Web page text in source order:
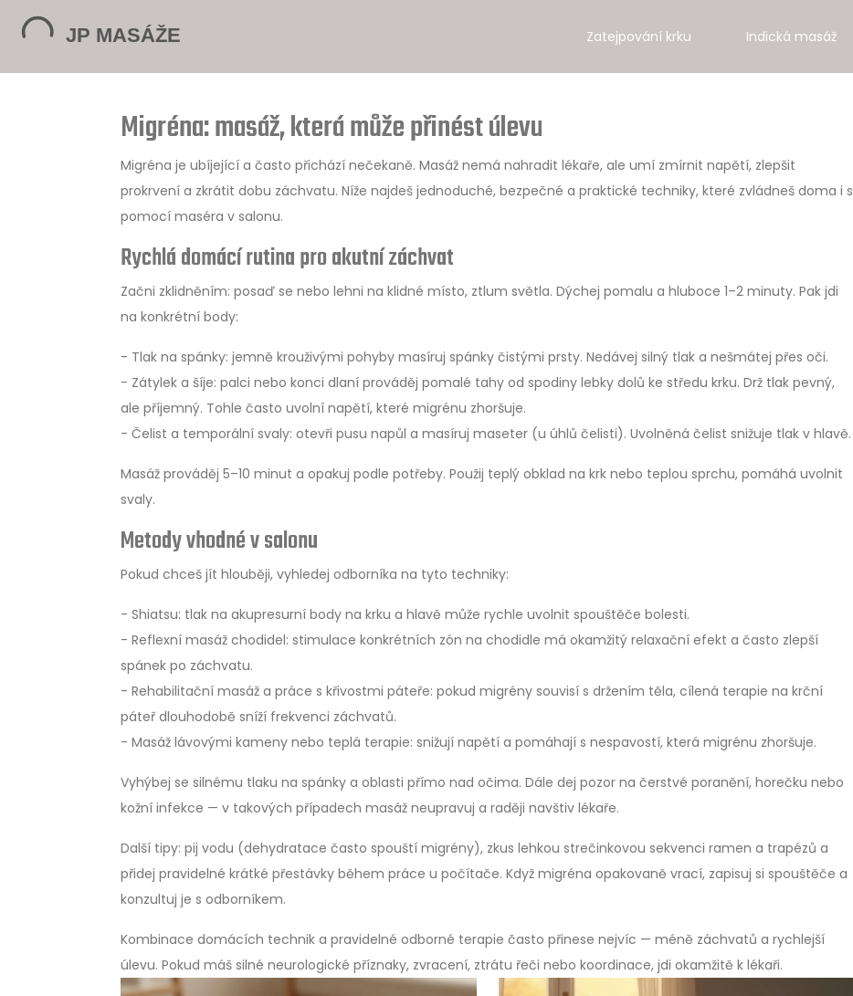
Zatejpování krku Indická masáž
Migréna: masáž, která může přinést úlevu
Migréna je ubíjející a často přichází nečekaně. Masáž nemá nahradit lékaře, ale umí zmírnit napětí, zlepšit
prokrvení a zkrátit dobu záchvatu. Níže najdeš jednoduché, bezpečné a praktické techniky, které zvládneš doma i s
pomocí maséra v salonu.
Rychlá domácí rutina pro akutní záchvat
Začni zklidněním: posaď se nebo lehni na klidné místo, ztlum světla. Dýchej pomalu a hluboce 1–2 minuty. Pak jdi
na konkrétní body:
- Tlak na spánky: jemně krouživými pohyby masíruj spánky čistými prsty. Nedávej silný tlak a nešmátej přes oči.
- Zátylek a šíje: palci nebo konci dlaní prováděj pomalé tahy od spodiny lebky dolů ke středu krku. Drž tlak pevný,
ale příjemný. Tohle často uvolní napětí, které migrénu zhoršuje.
- Čelist a temporální svaly: otevři pusu napůl a masíruj maseter (u úhlů čelisti). Uvolněná čelist snižuje tlak v hlavě.
Masáž prováděj 5–10 minut a opakuj podle potřeby. Použij teplý obklad na krk nebo teplou sprchu, pomáhá uvolnit
svaly.
Metody vhodné v salonu
Pokud chceš jít hlouběji, vyhledej odborníka na tyto techniky:
- Shiatsu: tlak na akupresurní body na krku a hlavě může rychle uvolnit spouštěče bolesti.
- Reflexní masáž chodidel: stimulace konkrétních zón na chodidle má okamžitý relaxační efekt a často zlepší
spánek po záchvatu.
- Rehabilitační masáž a práce s křivostmi páteře: pokud migrény souvisí s držením těla, cílená terapie na krční
páteř dlouhodobě sníží frekvenci záchvatů.
- Masáž lávovými kameny nebo teplá terapie: snižují napětí a pomáhají s nespavostí, která migrénu zhoršuje.
Vyhýbej se silnému tlaku na spánky a oblasti přímo nad očima. Dále dej pozor na čerstvé poranění, horečku nebo
kožní infekce — v takových případech masáž neupravuj a raději navštiv lékaře.
Další tipy: pij vodu (dehydratace často spouští migrény), zkus lehkou strečinkovou sekvenci ramen a trapézů a
přidej pravidelné krátké přestávky během práce u počítače. Když migréna opakovaně vrací, zapisuj si spouštěče a
konzultuj je s odborníkem.
Kombinace domácích technik a pravidelné odborné terapie často přinese nejvíc — méně záchvatů a rychlejší
úlevu. Pokud máš silné neurologické příznaky, zvracení, ztrátu řeči nebo koordinace, jdi okamžitě k lékaři.